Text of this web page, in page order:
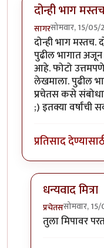
दोन्ही भाग
सागरसोमवार, 15/
दोन्ही भाग
पुढील भागात
आहे. फोटो
लेखमाला. पुढील
प्रचेतस कसे
;) इतक्या
प्रतिसाद
धन्यवाद मित्रा
प्रचेतससोमवार,
In reply to
तुला मिपावर